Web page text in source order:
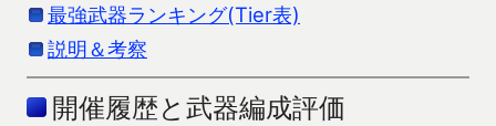
最強武器ランキング(Tier表)
説明＆考察
開催履歴と武器編成評価